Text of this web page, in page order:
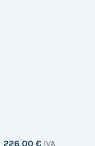
226,00 € IVA